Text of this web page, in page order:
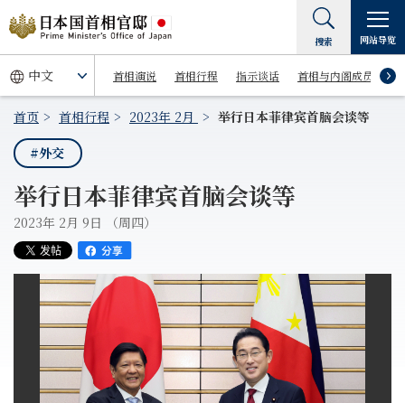
首相演说 首相行程 指示谈话 首相与内阁成员
搜索 网站导览
首页 首相行程 2023年 2月
举行日本菲律宾首脑会谈等
#外交
举行日本菲律宾首脑会谈等
2023年 2月 9日 （周四）